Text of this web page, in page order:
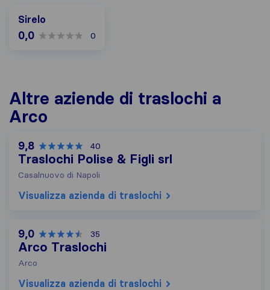
Sirelo
0,0 0
Altre aziende di traslochi a
Arco
9,8 40
Traslochi Polise & Figli srl
Casalnuovo di Napoli
Visualizza azienda di traslochi
9,0 35
Arco Traslochi
Arco
Visualizza azienda di traslochi